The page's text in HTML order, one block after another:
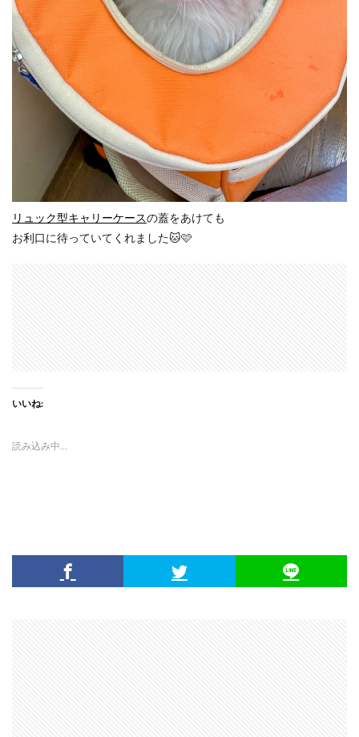
リュック型キャリーケースの蓋をあけても
お利口に待っていてくれました🐱🩷
いいね:
読み込み中…